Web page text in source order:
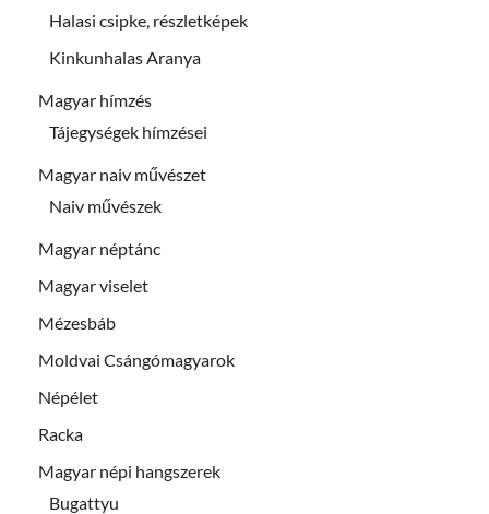
Halasi csipke, részletképek
Kinkunhalas Aranya
Magyar hímzés
Tájegységek hímzései
Magyar naiv művészet
Naiv művészek
Magyar néptánc
Magyar viselet
Mézesbáb
Moldvai Csángómagyarok
Népélet
Racka
Magyar népi hangszerek
Bugattyu